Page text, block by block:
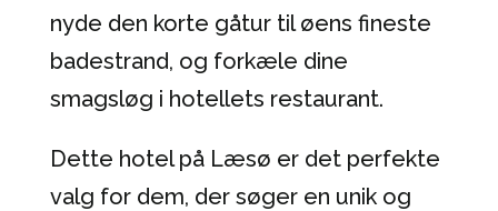
nyde den korte gåtur til øens fineste
badestrand, og forkæle dine
smagsløg i hotellets restaurant.
Dette hotel på Læsø er det perfekte
valg for dem, der søger en unik og